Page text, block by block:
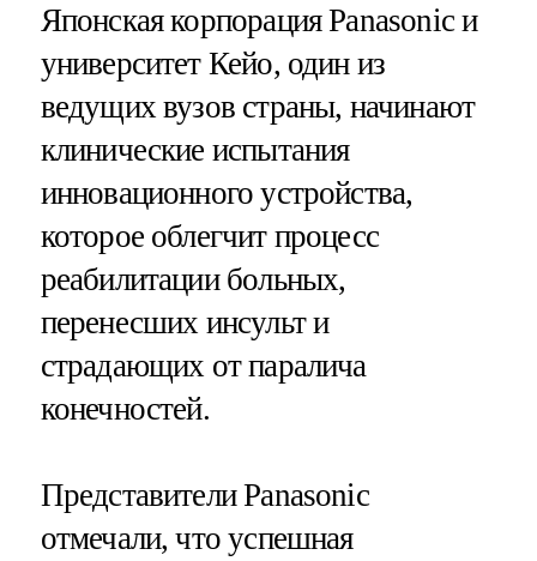
Японская корпорация Panasonic и
университет Кейо, один из
ведущих вузов страны, начинают
клинические испытания
инновационного устройства,
которое облегчит процесс
реабилитации больных,
перенесших инсульт и
страдающих от паралича
конечностей.
Представители Panasonic
отмечали, что успешная